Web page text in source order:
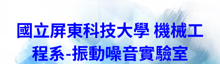
國立屏東科技大學 機械工
程系-振動噪音實驗室